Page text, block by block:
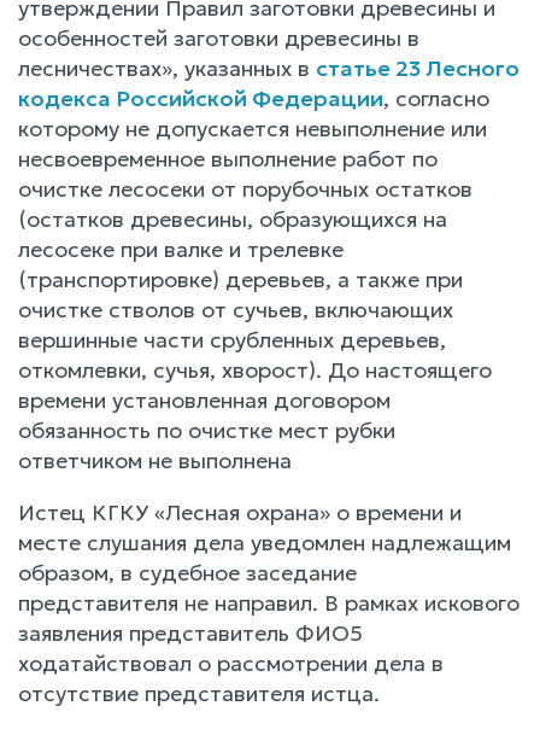
утверждении Правил заготовки древесины и
особенностей заготовки древесины в
лесничествах», указанных в статье 23 Лесного
кодекса Российской Федерации, согласно
которому не допускается невыполнение или
несвоевременное выполнение работ по
очистке лесосеки от порубочных остатков
(остатков древесины, образующихся на
лесосеке при валке и трелевке
(транспортировке) деревьев, а также при
очистке стволов от сучьев, включающих
вершинные части срубленных деревьев,
откомлевки, сучья, хворост). До настоящего
времени установленная договором
обязанность по очистке мест рубки
ответчиком не выполнена
Истец КГКУ «Лесная охрана» о времени и
месте слушания дела уведомлен надлежащим
образом, в судебное заседание
представителя не направил. В рамках искового
заявления представитель ФИО5
ходатайствовал о рассмотрении дела в
отсутствие представителя истца.